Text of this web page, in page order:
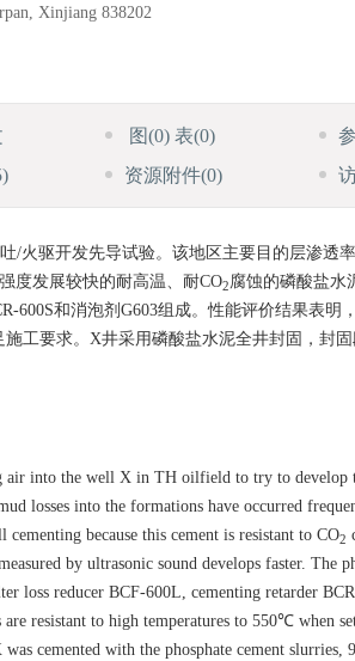
Xinjiang 838202
图(0) 表(0)
资源附件(0)
/火驱开发先导试验。该地区主要目的层渗透
度发展较快的耐高温、耐CO2腐蚀的磷酸盐水
600S和消泡剂G603组成。性能评价结果表明
工要求。X井采用磷酸盐水泥全井封固，封固
air into the well X in TH oilfield to try to develop
losses into the formations have occurred
because this cement is resistant to CO2
by ultrasonic sound develops faster. The
loss reducer BCF-600L, cementing retarder
resistant to high temperatures to 550℃ when
cemented with the phosphate cement slurries,